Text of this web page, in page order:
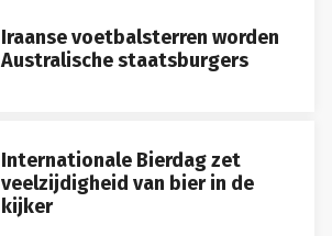
Iraanse voetbalsterren worden
Australische staatsburgers
Internationale Bierdag zet
veelzijdigheid van bier in de
kijker